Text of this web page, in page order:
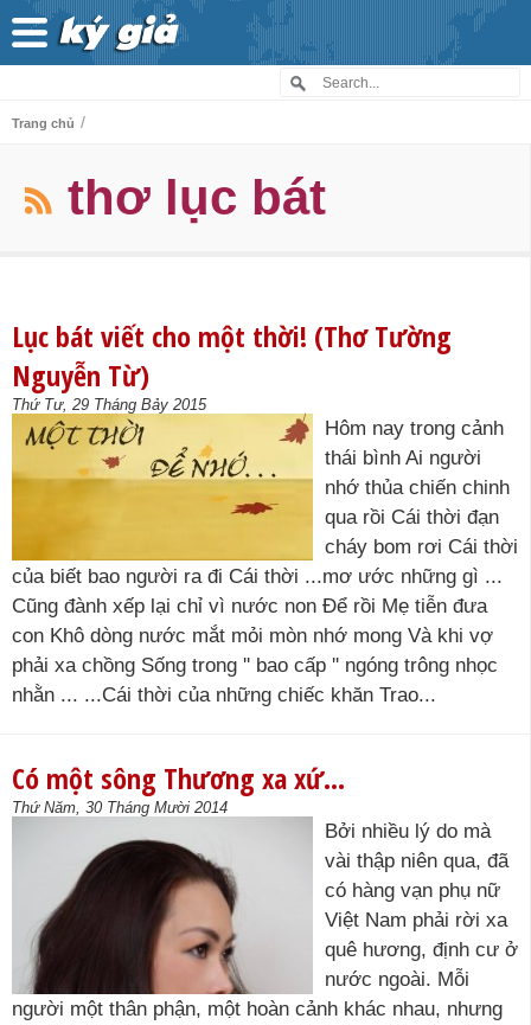
Trang chủ /
thơ lục bát
Lục bát viết cho một thời! (Thơ Tường
Nguyễn Từ)
Thứ Tư, 29 Tháng Bảy 2015
Hôm nay trong cảnh
thái bình Ai người
nhớ thủa chiến chinh
qua rồi Cái thời đạn
cháy bom rơi Cái thời
của biết bao người ra đi Cái thời ...mơ ước những gì ...
Cũng đành xếp lại chỉ vì nước non Để rồi Mẹ tiễn đưa
con Khô dòng nước mắt mỏi mòn nhớ mong Và khi vợ
phải xa chồng Sống trong '' bao cấp '' ngóng trông nhọc
nhằn ... ...Cái thời của những chiếc khăn Trao...
Có một sông Thương xa xứ…
Thứ Năm, 30 Tháng Mười 2014
Bởi nhiều lý do mà
vài thập niên qua, đã
có hàng vạn phụ nữ
Việt Nam phải rời xa
quê hương, định cư ở
nước ngoài. Mỗi
người một thân phận, một hoàn cảnh khác nhau, nhưng